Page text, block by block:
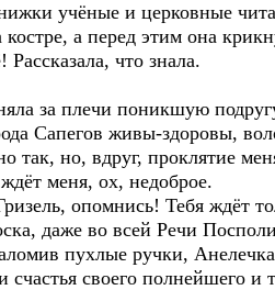
учёные и церковные
костре, а перед этим она
что знала.
за плечи поникшую
Сапегов живы-здоровы,
так, но, вдруг, проклятие
меня, ох, недоброе.
опомнись! Тебя ждёт
даже во всей Речи
пухлые ручки,
счастья своего полнейшего